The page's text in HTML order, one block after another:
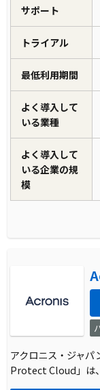
サポート
トライアル
最低利用期間
よく導入して
いる業種
よく導入して
いる企業の規
模
アクロニス・ジャ
Protect Cloud」は